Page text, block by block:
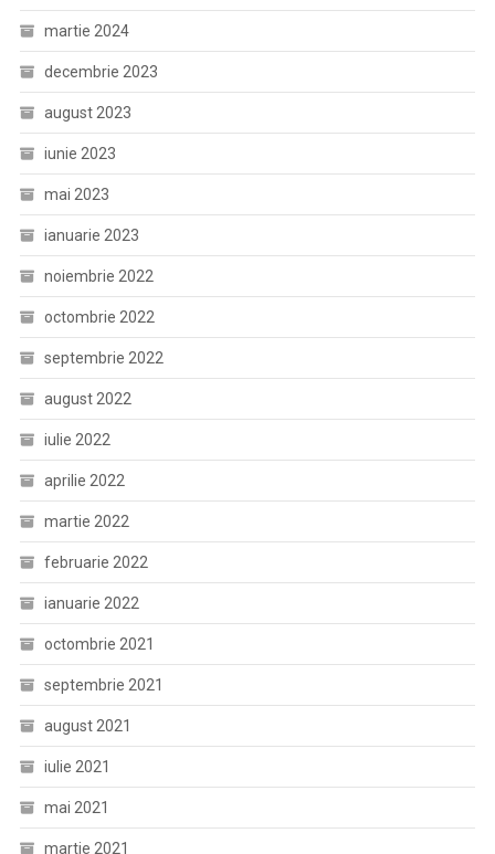
martie 2024
decembrie 2023
august 2023
iunie 2023
mai 2023
ianuarie 2023
noiembrie 2022
octombrie 2022
septembrie 2022
august 2022
iulie 2022
aprilie 2022
martie 2022
februarie 2022
ianuarie 2022
octombrie 2021
septembrie 2021
august 2021
iulie 2021
mai 2021
martie 2021